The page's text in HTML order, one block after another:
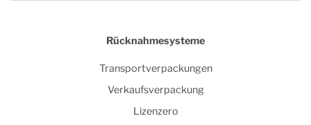
Rücknahmesysteme
Transportverpackungen
Verkaufsverpackung
Lizenzero